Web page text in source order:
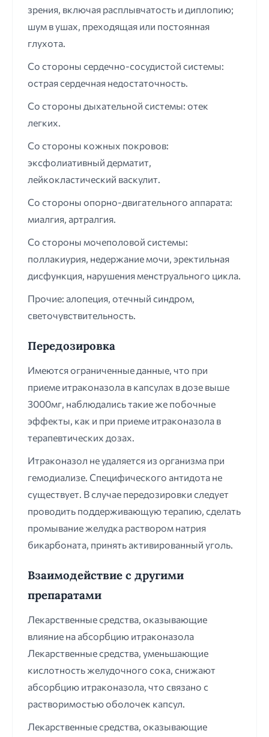
зрения, включая расплывчатость и диплопию;
шум в ушах, преходящая или постоянная
глухота.
Со стороны сердечно-сосудистой системы:
острая сердечная недостаточность.
Со стороны дыхательной системы: отек
легких.
Со стороны кожных покровов:
эксфолиативный дерматит,
лейкокластический васкулит.
Со стороны опорно-двигательного аппарата:
миалгия, артралгия.
Со стороны мочеполовой системы:
поллакиурия, недержание мочи, эректильная
дисфункция, нарушения менструального цикла.
Прочие: алопеция, отечный синдром,
светочувствительность.
Передозировка
Имеются ограниченные данные, что при
приеме итраконазола в капсулах в дозе выше
3000мг, наблюдались такие же побочные
эффекты, как и при приеме итраконазола в
терапевтических дозах.
Итраконазол не удаляется из организма при
гемодиализе. Специфического антидота не
существует. В случае передозировки следует
проводить поддерживающую терапию, сделать
промывание желудка раствором натрия
бикарбоната, принять активированный уголь.
Взаимодействие с другими
препаратами
Лекарственные средства, оказывающие
влияние на абсорбцию итраконазола
Лекарственные средства, уменьшающие
кислотность желудочного сока, снижают
абсорбцию итраконазола, что связано с
растворимостью оболочек капсул.
Лекарственные средства, оказывающие